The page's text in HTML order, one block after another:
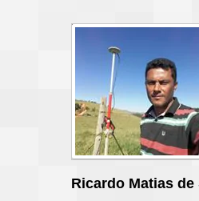
Ricardo Matias de